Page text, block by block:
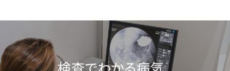
検査でわかる病気 - タイ・バンコクの日本人向けクリ